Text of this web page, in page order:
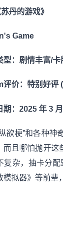
丹的游戏》
Game
型：剧情丰富/卡
评价：特别好评
期：2025 年 3 月
欲梗”和各种
而且哪怕抛开这
复杂，抽卡分
模拟器》等前辈